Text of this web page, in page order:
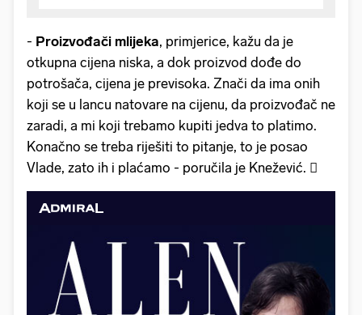
- Proizvođači mlijeka, primjerice, kažu da je
otkupna cijena niska, a dok proizvod dođe do
potrošača, cijena je previsoka. Znači da ima onih
koji se u lancu natovare na cijenu, da proizvođač ne
zaradi, a mi koji trebamo kupiti jedva to platimo.
Konačno se treba riješiti to pitanje, to je posao
Vlade, zato ih i plaćamo - poručila je Knežević. 